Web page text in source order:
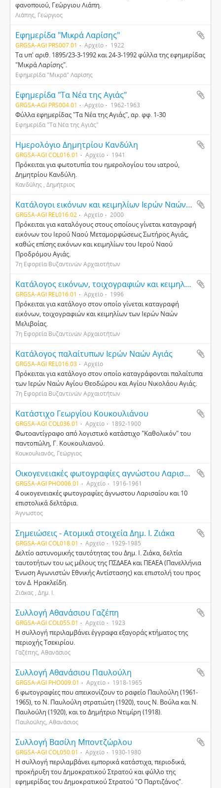
φανοποιού, Γεώργιου Λιάπη.
Λιάπης, Γεώργιος
Εφημερίδα "Μικρά Λαρίσης"
GRGSA-AGI PRS007.01 Αρχείο 1922
Τα υπ' αριθ. 1895/23-3-1992 και 24-3-1992 φύλλα της εφημερίδας
"Μικρά Λαρίσης".
Εφημερίδα "Μικρά" Λαρίσης
Εφημερίδα "Τα Νέα της Αγιάς"
GRGSA-AGI PRS004.01 Αρχείο 1962-1963
Φύλλα εφημερίδας "Τα Νέα της Αγιάς", αρ. φφ. 1-30
Εφημερίδα "Τα Νέα της Αγιάς"
Ημερολόγιο Δημητρίου Κανδύλη
GRGSA-AGI COL016.01 Αρχείο 1941
Πρόκειται για φωτοτυπία του ημερολογίου του ιατρού,
Δημητρίου Κανδύλη.
Κανδύλης , Δημήτριος
Κατάλογοι εικόνων και κειμηλίων Ιερών Ναών Αγιάς
GRGSA-AGI REL016.02 Αρχείο 2000
Πρόκειται για καταλόγους στους οποίους γίνεται καταγραφή
εικόνων του Ιερού Ναού Μεταμορφώσεως Σωτήρος Αγιάς,
καθώς επίσης εικόνων και κειμηλίων του Ιερού Ναού
Προδρόμου Αγιάς.
7η Εφορεία Βυζαντινών Αρχαιοτήτων
Κατάλογος εικόνων, τοιχογραφιών και κειμηλίων Ιερών Ναών Μελιβοίας
GRGSA-AGI REL016.01 Αρχείο 1996
Πρόκειται για κατάλογο στον οποίο γίνεται καταγραφή
εικόνων, τοιχογραφιών και κειμηλίων των Ιερών Ναών
Μελιβοίας.
7η Εφορεία Βυζαντινών Αρχαιοτήτων
Κατάλογος παλαίτυπων Ιερών Ναών Αγιάς
GRGSA-AGI REL016.03 Αρχείο
Πρόκειται για κατάλογο στον οποίο καταγράφονται παλαίτυπα
των Ιερών Ναών Αγίου Θεοδώρου και Αγίου Νικολάου Αγιάς.
7η Εφορεία Βυζαντινών Αρχαιοτήτων
Κατάστιχο Γεωργίου Κουκουλιάνου
GRGSA-AGI COL036.01 Αρχείο 1892-1900
Φωτοαντίγραφο από λογιστικό κατάστιχο "Καθολικόν" του
παντοπώλη, Γ. Κουκουλιανού.
Κουκουλιανός, Γεώργιος
Οικογενειακές φωτογραφίες αγνώστου Λαρισαίου και επιστολικά δελτάρια
GRGSA-AGI PHO006.01 Αρχείο 1916-1961
4 οικογενειακές φωτογραφίες άγνωστου Λαρισαίου και 10
επιστολικά δελτάρια.
Άγνωστος
Σημειώσεις - Ατομικά στοιχεία Δημ. Ι. Ζιάκα
GRGSA-AGI COL018.01 Αρχείο 1929-1985
Δελτίο αστυνομικής ταυτότητας του Δημ. Ι. Ζιάκα, δελτία
ταυτοτήτων του ως μέλους της ΠΣΔΑΕΑ και ΠΕΑΕΑ (Πανελλήνια
Ένωση Αγωνιστών Εθνικής Αντίστασης) και επιστολή του προς
τον Δ. Ηρακλείδη.
Ζιάκας , Δημ. Ι.
Συλλογή Αθανάσιου Γαζέπη
GRGSA-AGI COL055.01 Αρχείο 1923
Η συλλογή περιλαμβάνει έγγραφα εξαγοράς κτήματος της
περιοχής Τσεκιρίου.
Γαζέπης, Αθανάσιος
Συλλογή Αθανάσιου Παυλούλη
GRGSA-AGI PHO009.01 Αρχείο 1918-1965
6 φωτογραφίες που απεικονίζουν το ραφείο Παυλούλη (1961-
1965), το Ν. Παυλούλη στρατιώτη (1920), τους Ν. Βούλα και Ν.
Παυλούλη (1920), και το Δημήτριο Ντιμίρη (1918).
Παυλούλης, Αθανάσιος
Συλλογή Βασίλη Μποντζώρλου
GRGSA-AGI COL050.01 Αρχείο 1930-1980
Η συλλογή περιλαμβάνει εμπορικά κατάστιχα, περιοδικά,
προκήρυξη του Δημοκρατικού Στρατού και φύλλο της
εφημερίδας του Δημοκρατικού Στρατού "Ο Παρτιζάνος".